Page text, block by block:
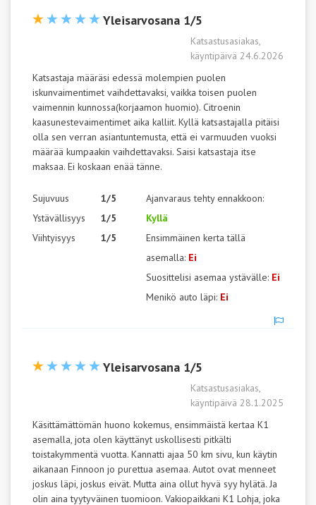
Yleisarvosana 1/5
Katsastusasiakas,
käyntipäivä 24.6.2026
Katsastaja määräsi edessä molempien puolen
iskunvaimentimet vaihdettavaksi, vaikka toisen puolen
vaimennin kunnossa(korjaamon huomio). Citroenin
kaasunestevaimentimet aika kalliit. Kyllä katsastajalla pitäisi
olla sen verran asiantuntemusta, että ei varmuuden vuoksi
määrää kumpaakin vaihdettavaksi. Saisi katsastaja itse
maksaa. Ei koskaan enää tänne.
Sujuvuus
Ystävällisyys
Viihtyisyys
1/5
1/5
1/5
Ajanvaraus tehty ennakkoon:
Kyllä
Ensimmäinen kerta tällä
asemalla: Ei
Suosittelisi asemaa ystävälle: Ei
Menikö auto läpi: Ei
Yleisarvosana 1/5
Katsastusasiakas,
käyntipäivä 28.1.2025
Käsittämättömän huono kokemus, ensimmäistä kertaa K1
asemalla, jota olen käyttänyt uskollisesti pitkälti
toistakymmentä vuotta. Kannatti ajaa 50 km sivu, kun käytin
aikanaan Finnoon jo purettua asemaa. Autot ovat menneet
joskus läpi, joskus eivät. Mutta aina ollut hyvä syy hylätä. Ja
olin aina tyytyväinen tuomioon. Vakiopaikkani K1 Lohja, joka